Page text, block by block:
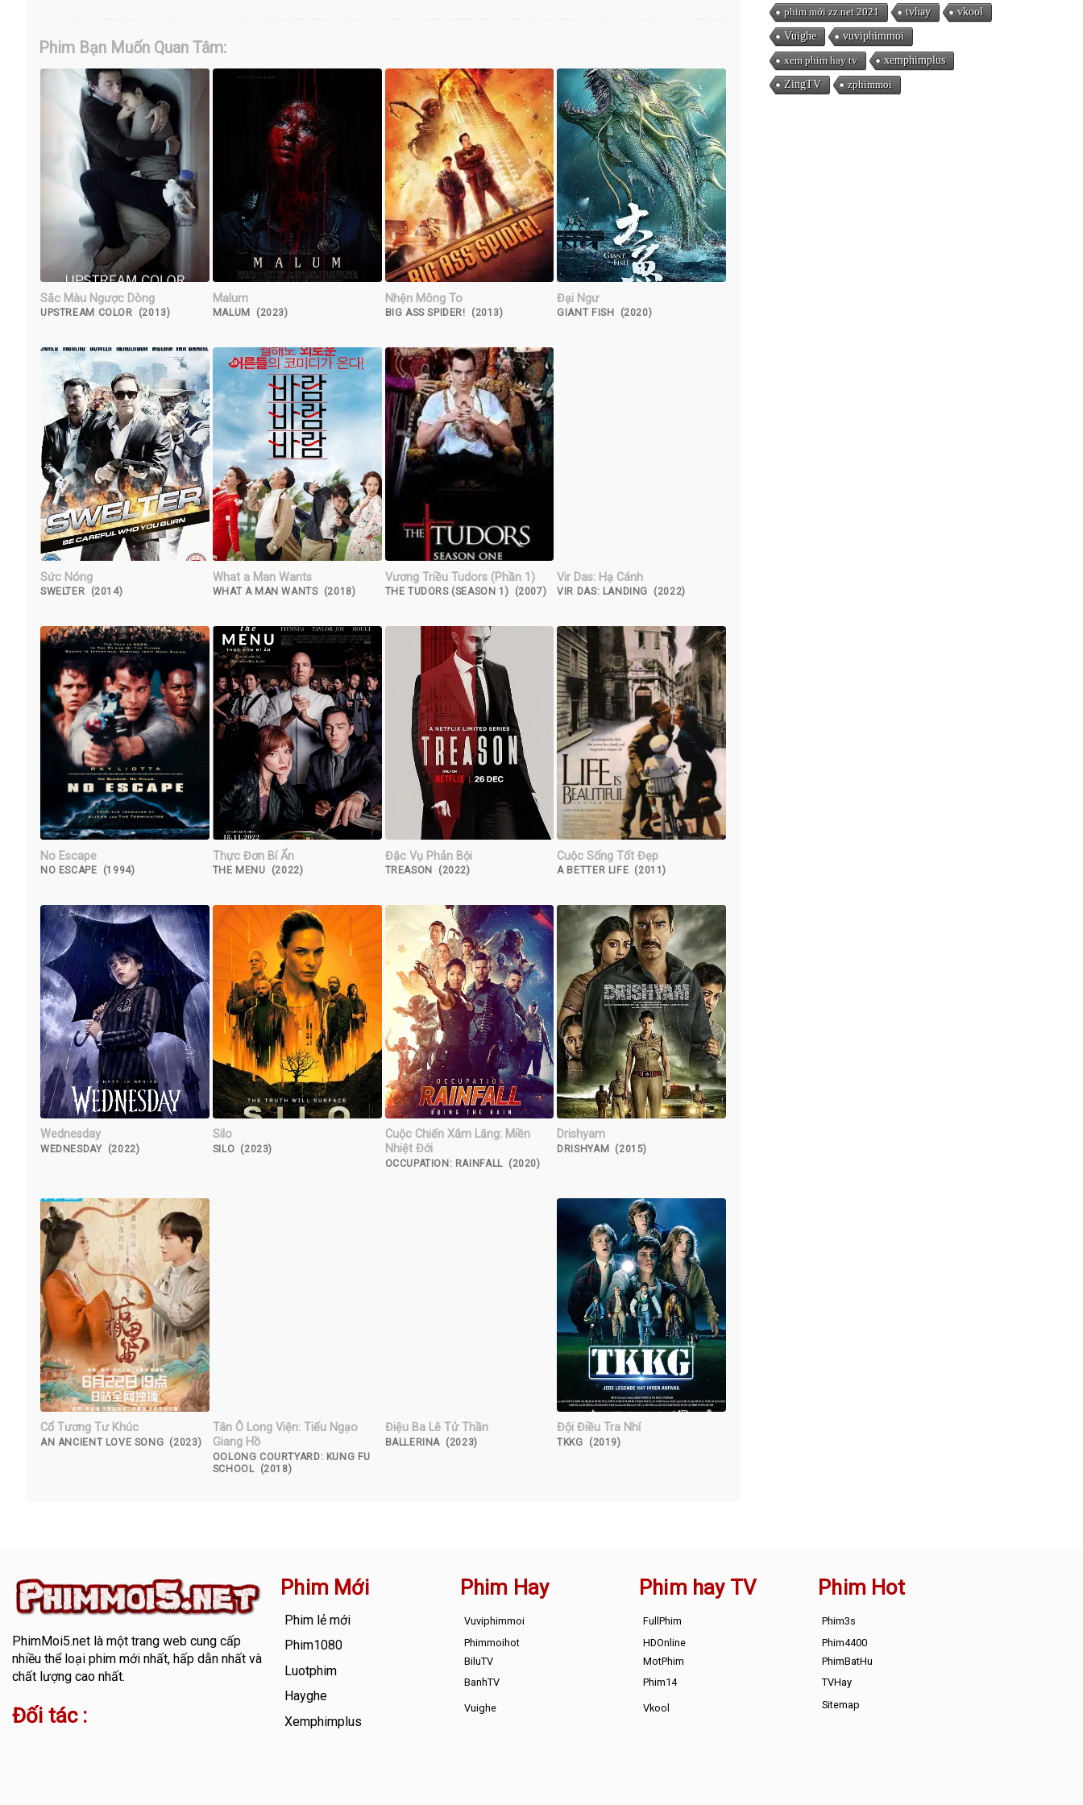
Phim Bạn Muốn Quan Tâm:
Sắc Màu Ngược Dòng
UPSTREAM COLOR (2013)
Malum
MALUM (2023)
Nhện Mông To
BIG ASS SPIDER! (2013)
Đại Ngư
GIANT FISH (2020)
Sức Nóng
SWELTER (2014)
What a Man Wants
WHAT A MAN WANTS (2018)
Vương Triều Tudors (Phần 1)
THE TUDORS (SEASON 1) (2007)
Vir Das: Hạ Cánh
VIR DAS: LANDING (2022)
No Escape
NO ESCAPE (1994)
Thực Đơn Bí Ẩn
THE MENU (2022)
Đặc Vụ Phản Bội
TREASON (2022)
Cuộc Sống Tốt Đẹp
A BETTER LIFE (2011)
Wednesday
WEDNESDAY (2022)
Silo
SILO (2023)
Cuộc Chiến Xâm Lăng: Miền
Nhiệt Đới
OCCUPATION: RAINFALL (2020)
Drishyam
DRISHYAM (2015)
Cổ Tương Tư Khúc
AN ANCIENT LOVE SONG (2023)
Tân Ô Long Viện: Tiếu Ngạo
Giang Hồ
OOLONG COURTYARD: KUNG FU
SCHOOL (2018)
Điệu Ba Lê Tử Thần
BALLERINA (2023)
Đội Điều Tra Nhí
TKKG (2019)
phim mới zz.net 2021
tvhay
vkool
Vuighe
vuviphimmoi
xem phim hay tv
xemphimplus
ZingTV
zphimmoi
PhimMoi5.netlà một trang web cung cấp
nhiều thể loại phim mới nhất, hấp dẫn nhất và
chất lượng cao nhất.
Đối tác :
Phim Mới
Phim lẻ mới
Phim1080
Luotphim
Hayghe
Xemphimplus
Phim Hay
Vuviphimmoi
Phimmoihot
BiluTV
BanhTV
Vuighe
Phim hay TV
FullPhim
HDOnline
MotPhim
Phim14
Vkool
Phim Hot
Phim3s
Phim4400
PhimBatHu
TVHay
Sitemap